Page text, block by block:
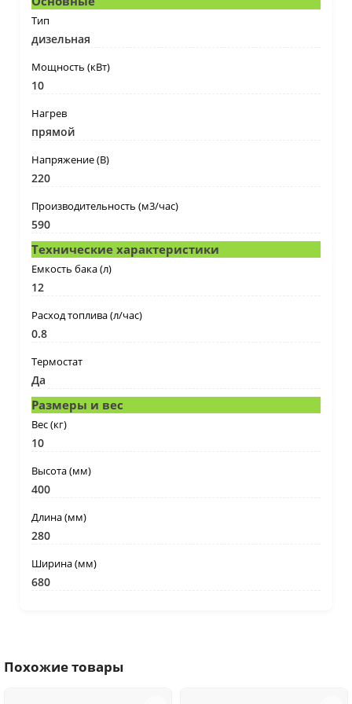
Тип
дизельная
Мощность (кВт)
10
Нагрев
прямой
Напряжение (В)
220
Производительность (м3/час)
590
Технические характеристики
Емкость бака (л)
12
Расход топлива (л/час)
0.8
Термостат
Да
Размеры и вес
Вес (кг)
10
Высота (мм)
400
Длина (мм)
280
Ширина (мм)
680
Похожие товары